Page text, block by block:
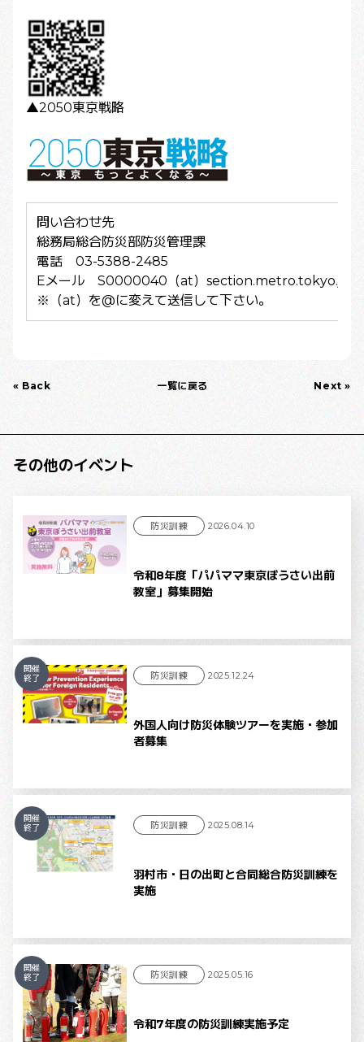
▲2050東京戦略
問い合わせ先
総務局総合防災部防災管理課
電話 03-5388-2485
Eメール S0000040（at）section.metro.tokyo.jp
※（at）を@に変えて送信して下さい。
« Back 一覧に戻る Next »
その他のイベント
令和8年度「パパママ東京ぼうさい出前
教室」募集開始
防災訓練 2026.04.10
開催
終了
外国人向け防災体験ツアーを実施・参加
者募集
防災訓練 2025.12.24
開催
終了
羽村市・日の出町と合同総合防災訓練を
実施
防災訓練 2025.08.14
開催
終了
令和7年度の防災訓練実施予定
防災訓練 2025.05.16